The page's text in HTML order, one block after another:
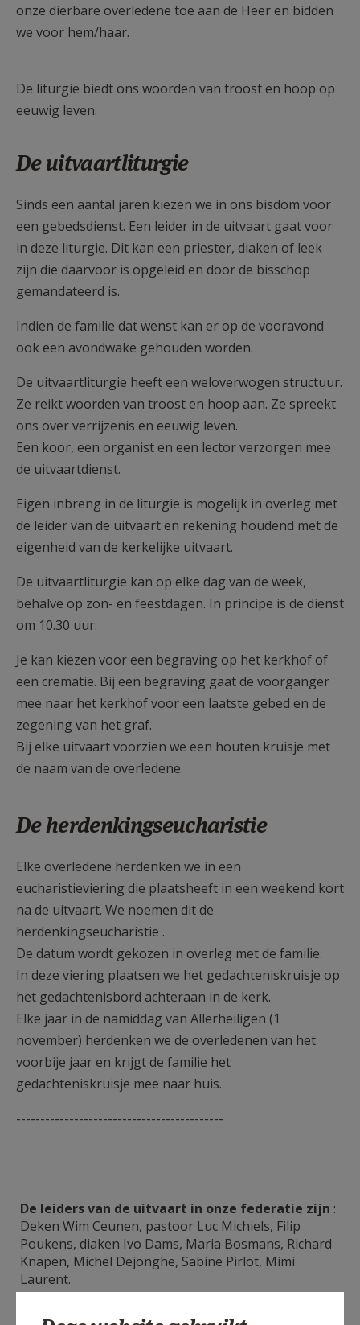
onze dierbare overledene toe aan de Heer en bidden
we voor hem/haar.
De liturgie biedt ons woorden van troost en hoop op
eeuwig leven.
De uitvaartliturgie
Sinds een aantal jaren kiezen we in ons bisdom voor
een gebedsdienst. Een leider in de uitvaart gaat voor
in deze liturgie. Dit kan een priester, diaken of leek
zijn die daarvoor is opgeleid en door de bisschop
gemandateerd is.
Indien de familie dat wenst kan er op de vooravond
ook een avondwake gehouden worden.
De uitvaartliturgie heeft een weloverwogen structuur.
Ze reikt woorden van troost en hoop aan. Ze spreekt
ons over verrijzenis en eeuwig leven.
Een koor, een organist en een lector verzorgen mee
de uitvaartdienst.
Eigen inbreng in de liturgie is mogelijk in overleg met
de leider van de uitvaart en rekening houdend met de
eigenheid van de kerkelijke uitvaart.
De uitvaartliturgie kan op elke dag van de week,
behalve op zon- en feestdagen. In principe is de dienst
om 10.30 uur.
Je kan kiezen voor een begraving op het kerkhof of
een crematie. Bij een begraving gaat de voorganger
mee naar het kerkhof voor een laatste gebed en de
zegening van het graf.
Bij elke uitvaart voorzien we een houten kruisje met
de naam van de overledene.
De herdenkingseucharistie
Elke overledene herdenken we in een
eucharistieviering die plaatsheeft in een weekend kort
na de uitvaart. We noemen dit de
herdenkingseucharistie .
De datum wordt gekozen in overleg met de familie.
In deze viering plaatsen we het gedachteniskruisje op
het gedachtenisbord achteraan in de kerk.
Elke jaar in de namiddag van Allerheiligen (1
november) herdenken we de overledenen van het
voorbije jaar en krijgt de familie het
gedachteniskruisje mee naar huis.
-------------------------------------------
De leiders van de uitvaart in onze federatie zijn :
Deken Wim Ceunen, pastoor Luc Michiels, Filip
Poukens, diaken Ivo Dams, Maria Bosmans, Richard
Knapen, Michel Dejonghe, Sabine Pirlot, Mimi
Laurent.